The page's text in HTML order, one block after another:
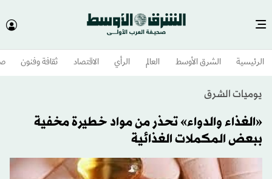
الرئيسية الشرق الأوسط​ العالم الرأي الاقتصاد ثقافة وفنون
يوميات الشرق
«الغذاء والدواء» تحذر من مواد خطيرة مخفية
ببعض المكملات الغذائية